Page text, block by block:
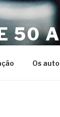
50
Os